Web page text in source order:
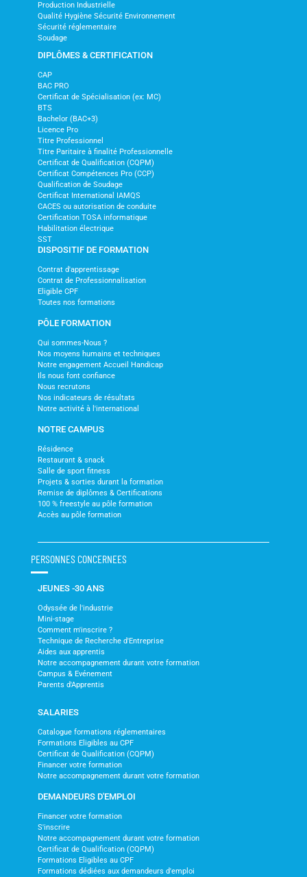
Production Industrielle
Qualité Hygiène Sécurité Environnement
Sécurité réglementaire
Soudage
DIPLÔMES & CERTIFICATION
CAP
BAC PRO
Certificat de Spécialisation (ex: MC)
BTS
Bachelor (BAC+3)
Licence Pro
Titre Professionnel
Titre Paritaire à finalité Professionnelle
Certificat de Qualification (CQPM)
Certificat Compétences Pro (CCP)
Qualification de Soudage
Certificat International IAMQS
CACES ou autorisation de conduite
Certification TOSA informatique
Habilitation électrique
SST
DISPOSITIF DE FORMATION
Contrat d'apprentissage
Contrat de Professionnalisation
Eligible CPF
Toutes nos formations
PÔLE FORMATION
Qui sommes-Nous ?
Nos moyens humains et techniques
Notre engagement Accueil Handicap
Ils nous font confiance
Nous recrutons
Nos indicateurs de résultats
Notre activité à l'international
NOTRE CAMPUS
Résidence
Restaurant & snack
Salle de sport fitness
Projets & sorties durant la formation
Remise de diplômes & Certifications
100 % freestyle au pôle formation
Accès au pôle formation
PERSONNES CONCERNEES
JEUNES -30 ANS
Odyssée de l'industrie
Mini-stage
Comment m'inscrire ?
Technique de Recherche d'Entreprise
Aides aux apprentis
Notre accompagnement durant votre formation
Campus & Evénement
Parents d'Apprentis
SALARIES
Catalogue formations réglementaires
Formations Eligibles au CPF
Certificat de Qualification (CQPM)
Financer votre formation
Notre accompagnement durant votre formation
DEMANDEURS D'EMPLOI
Financer votre formation
S'inscrire
Notre accompagnement durant votre formation
Certificat de Qualification (CQPM)
Formations Eligibles au CPF
Formations dédiées aux demandeurs d'emploi